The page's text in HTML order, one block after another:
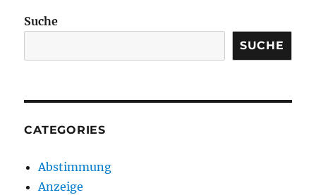
Suche
SUCHE
CATEGORIES
Abstimmung
Anzeige